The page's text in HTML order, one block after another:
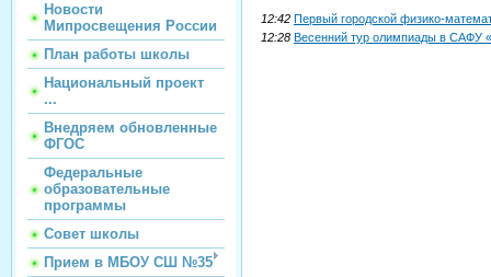
Новости
Мипросвещения России
План работы школы
Национальный проект
...
Внедряем обновленные
ФГОС
Федеральные
образовательные
программы
Совет школы
Прием в МБОУ СШ №35
12:42 Первый городской физико-
12:28 Весенний тур олимпиады в САФУ